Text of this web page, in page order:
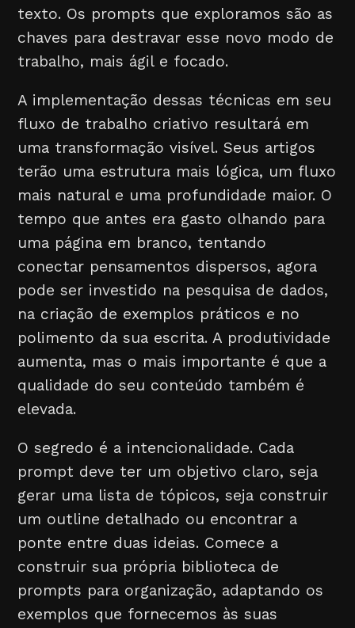
texto. Os prompts que exploramos são as
chaves para destravar esse novo modo de
trabalho, mais ágil e focado.
A implementação dessas técnicas em seu
fluxo de trabalho criativo resultará em
uma transformação visível. Seus artigos
terão uma estrutura mais lógica, um fluxo
mais natural e uma profundidade maior. O
tempo que antes era gasto olhando para
uma página em branco, tentando
conectar pensamentos dispersos, agora
pode ser investido na pesquisa de dados,
na criação de exemplos práticos e no
polimento da sua escrita. A produtividade
aumenta, mas o mais importante é que a
qualidade do seu conteúdo também é
elevada.
O segredo é a intencionalidade. Cada
prompt deve ter um objetivo claro, seja
gerar uma lista de tópicos, seja construir
um outline detalhado ou encontrar a
ponte entre duas ideias. Comece a
construir sua própria biblioteca de
prompts para organização, adaptando os
exemplos que fornecemos às suas